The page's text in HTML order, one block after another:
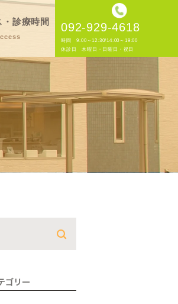
092-929-4618
時間 9:00～12:30/14:00～19:00
休診日 木曜日・日曜日・祝日
・診療時間
ゴリー